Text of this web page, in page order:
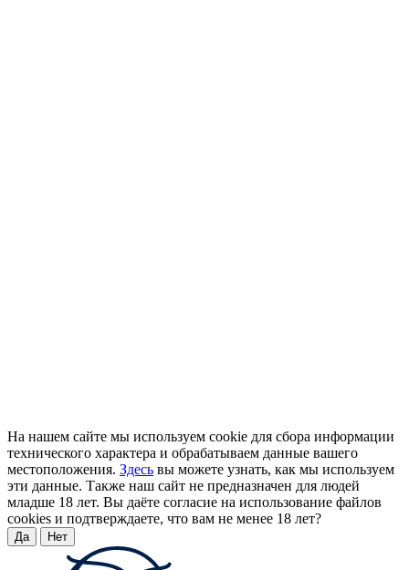
На нашем сайте мы используем cookie для сбора информации
технического характера и обрабатываем данные вашего
местоположения. Здесь вы можете узнать, как мы используем
эти данные. Также наш сайт не предназначен для людей
младше 18 лет. Вы даёте согласие на использование файлов
cookies и подтверждаете, что вам не менее 18 лет?
Да Нет